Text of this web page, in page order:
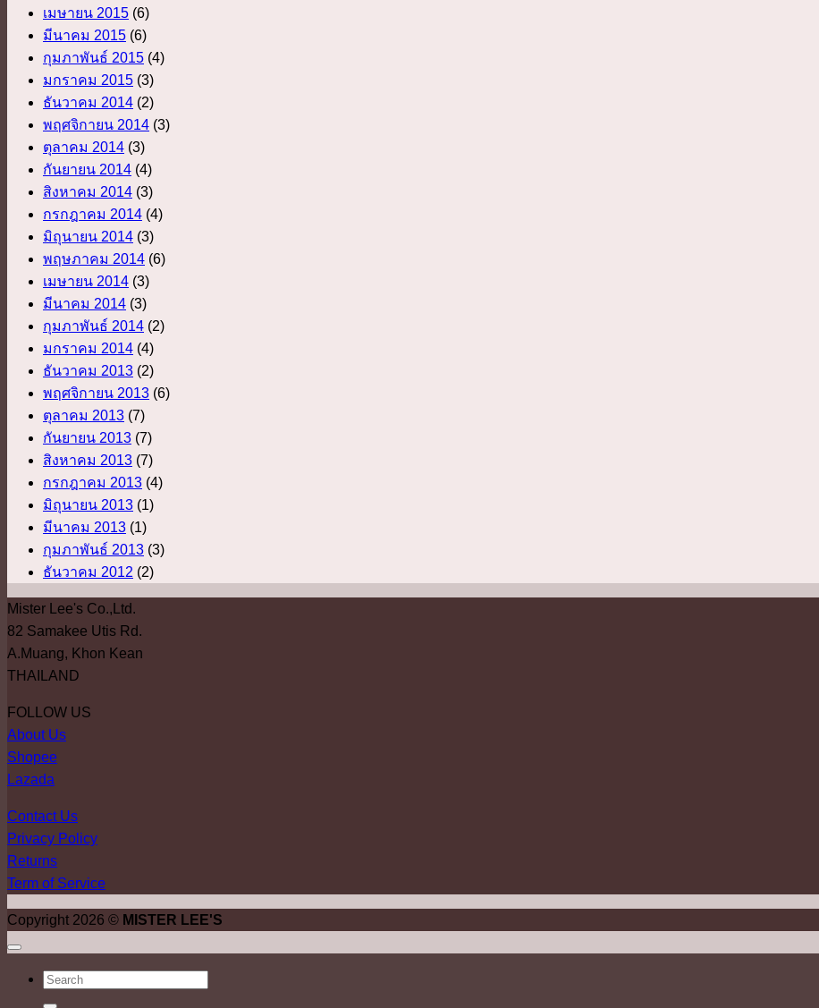
เมษายน 2015 (6)
มีนาคม 2015 (6)
กุมภาพันธ์ 2015 (4)
มกราคม 2015 (3)
ธันวาคม 2014 (2)
พฤศจิกายน 2014 (3)
ตุลาคม 2014 (3)
กันยายน 2014 (4)
สิงหาคม 2014 (3)
กรกฎาคม 2014 (4)
มิถุนายน 2014 (3)
พฤษภาคม 2014 (6)
เมษายน 2014 (3)
มีนาคม 2014 (3)
กุมภาพันธ์ 2014 (2)
มกราคม 2014 (4)
ธันวาคม 2013 (2)
พฤศจิกายน 2013 (6)
ตุลาคม 2013 (7)
กันยายน 2013 (7)
สิงหาคม 2013 (7)
กรกฎาคม 2013 (4)
มิถุนายน 2013 (1)
มีนาคม 2013 (1)
กุมภาพันธ์ 2013 (3)
ธันวาคม 2012 (2)
Mister Lee's Co.,Ltd.
82 Samakee Utis Rd.
A.Muang, Khon Kean
THAILAND
FOLLOW US
About Us
Shopee
Lazada
Contact Us
Privacy Policy
Returns
Term of Service
Copyright 2026 © MISTER LEE'S
ค้นหา: